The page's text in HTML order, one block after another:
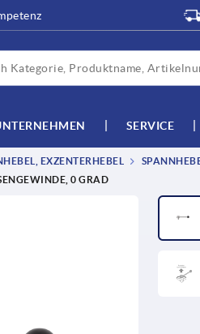
SERVICE
EXZENTERHEBEL
0 GRAD